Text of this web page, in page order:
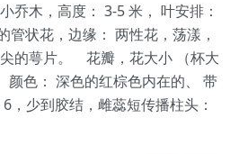
乔木，高度： 3-5 米， 叶安排：
管状花，边缘： 两性花，荡漾，
的萼片。 花瓣，花大小 （杯大
颜色： 深色的红棕色内在的、 带
，少到胶结，雌蕊短传播柱头：